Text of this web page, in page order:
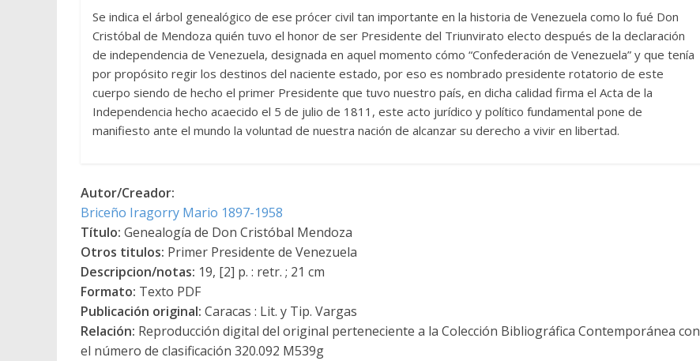
Se indica el árbol genealógico de ese prócer civil tan importante en la historia de Venezuela como lo fué Don
Cristóbal de Mendoza quién tuvo el honor de ser Presidente del Triunvirato electo después de la declaración
de independencia de Venezuela, designada en aquel momento cómo “Confederación de Venezuela” y que tenía
por propósito regir los destinos del naciente estado, por eso es nombrado presidente rotatorio de este
cuerpo siendo de hecho el primer Presidente que tuvo nuestro país, en dicha calidad firma el Acta de la
Independencia hecho acaecido el 5 de julio de 1811, este acto jurídico y político fundamental pone de
manifiesto ante el mundo la voluntad de nuestra nación de alcanzar su derecho a vivir en libertad.
Autor/Creador:
Briceño Iragorry Mario 1897-1958
Título: Genealogía de Don Cristóbal Mendoza
Otros titulos: Primer Presidente de Venezuela
Descripcion/notas: 19, [2] p. : retr. ; 21 cm
Formato: Texto PDF
Publicación original: Caracas : Lit. y Tip. Vargas
Relación: Reproducción digital del original perteneciente a la Colección Bibliográfica Contemporánea con
el número de clasificación 320.092 M539g